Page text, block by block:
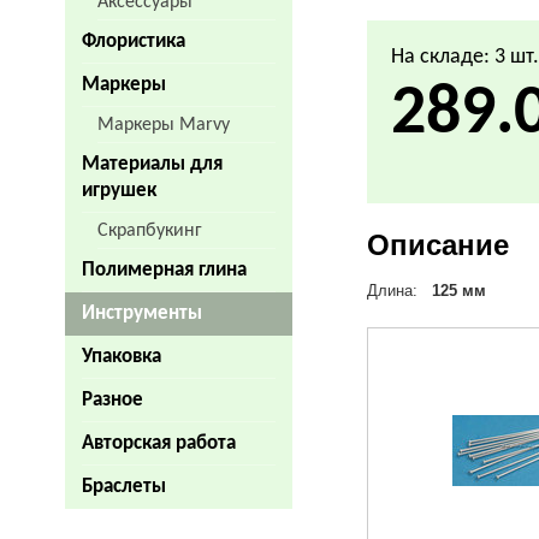
Флористика
Маркеры
Маркеры Marvy
Материалы для
игрушек
Скрапбукинг
Полимерная глина
Инструменты
Упаковка
Разное
Авторская работа
Браслеты
На складе: 3 шт.
Описание
Длина: 125 мм